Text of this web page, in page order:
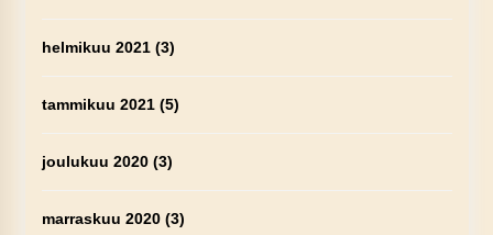
helmikuu 2021(3)
tammikuu 2021(5)
joulukuu 2020(3)
marraskuu 2020(3)